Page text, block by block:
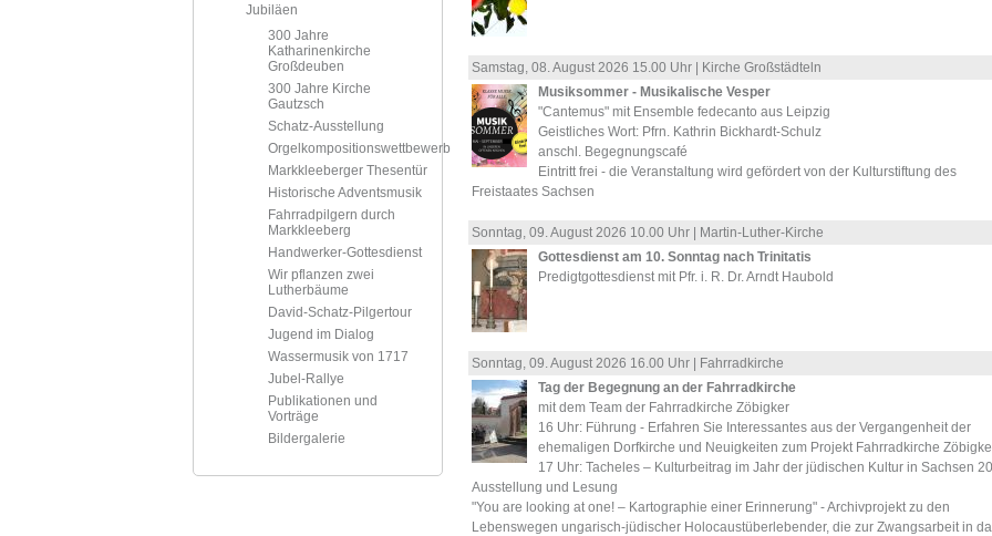
Jubiläen
300 Jahre
Katharinenkirche
Großdeuben
300 Jahre Kirche
Gautzsch
Schatz-Ausstellung
Orgelkompositionswettbewerb
Markkleeberger Thesentür
Historische Adventsmusik
Fahrradpilgern durch
Markkleeberg
Handwerker-Gottesdienst
Wir pflanzen zwei
Lutherbäume
David-Schatz-Pilgertour
Jugend im Dialog
Wassermusik von 1717
Jubel-Rallye
Publikationen und
Vorträge
Bildergalerie
Samstag, 08.August2026 15.00 Uhr |
Kirche Großstädteln
Musiksommer - Musikalische Vesper
"Cantemus" mit Ensemble fedecanto aus Leipzig
Geistliches Wort: Pfrn. Kathrin Bickhardt-Schulz
anschl. Begegnungscafé
Eintritt frei - die Veranstaltung wird gefördert von der Kulturstiftung des
Freistaates Sachsen
Sonntag, 09.August2026 10.00 Uhr |
Martin-Luther-Kirche
Gottesdienst am 10. Sonntag nach Trinitatis
Predigtgottesdienst mit Pfr. i. R. Dr. Arndt Haubold
Sonntag, 09.August2026 16.00 Uhr |
Fahrradkirche
Tag der Begegnung an der Fahrradkirche
mit dem Team der Fahrradkirche Zöbigker
16 Uhr: Führung - Erfahren Sie Interessantes aus der Vergangenheit der
ehemaligen Dorfkirche und Neuigkeiten zum Projekt Fahrradkirche
17 Uhr: Tacheles – Kulturbeitrag im Jahr der jüdischen Kultur in Sachsen
Ausstellung und Lesung
"You are looking at one! – Kartographie einer Erinnerung" - Archivprojekt zu den
Lebenswegen ungarisch-jüdischer Holocaustüberlebender, die zur Zwangsarbeit in